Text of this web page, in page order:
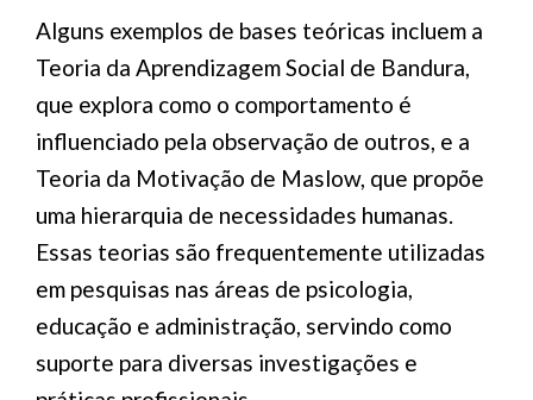
Alguns exemplos de bases teóricas incluem a
Teoria da Aprendizagem Social de Bandura,
que explora como o comportamento é
influenciado pela observação de outros, e a
Teoria da Motivação de Maslow, que propõe
uma hierarquia de necessidades humanas.
Essas teorias são frequentemente utilizadas
em pesquisas nas áreas de psicologia,
educação e administração, servindo como
suporte para diversas investigações e